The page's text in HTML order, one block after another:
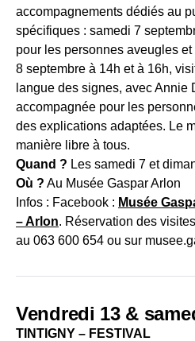
accompagnements dédiés au
spécifiques : samedi 7
pour les personnes aveugles
8 septembre à 14h et à 16h,
langue des signes, avec Annie
accompagnée pour les
des explications adaptées. Le
manière libre à tous.
Quand ? Les samedi 7 et
Où ? Au Musée Gaspar Arlon
Infos : Facebook : Musée
– Arlon. Réservation des
au 063 600 654 ou sur
Vendredi 13 &
TINTIGNY – FESTIVAL